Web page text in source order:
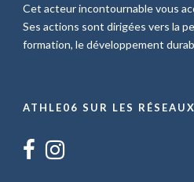
Cet acteur incontournable vous
Ses actions sont dirigées vers la
formation, le développement
ATHLE06 SUR LES RÉSEAUX